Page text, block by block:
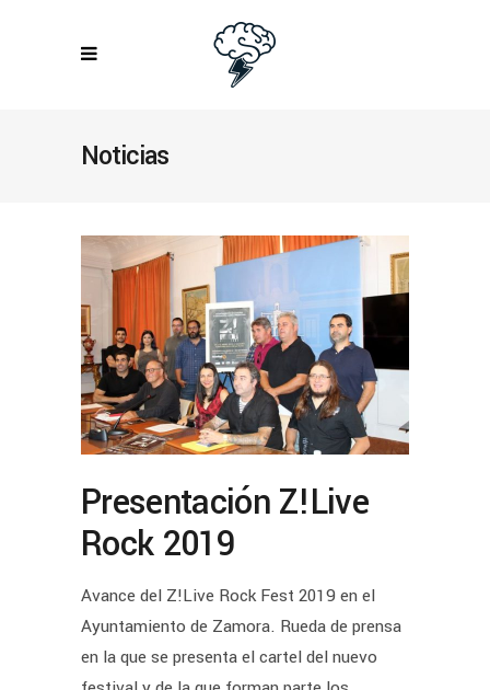
Noticias
Presentación Z!Live
Rock 2019
Avance del Z!Live Rock Fest 2019 en el
Ayuntamiento de Zamora. Rueda de prensa
en la que se presenta el cartel del nuevo